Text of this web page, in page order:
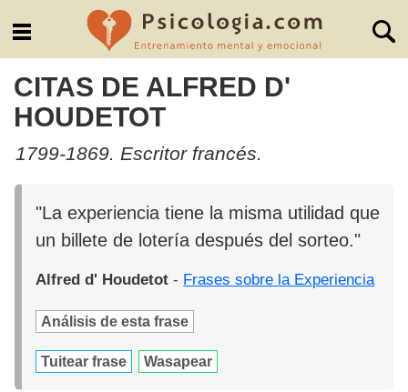
CITAS DE ALFRED D'
HOUDETOT
1799-1869. Escritor francés.
"La experiencia tiene la misma utilidad que
un billete de lotería después del sorteo."
Alfred d' Houdetot - Frases sobre la Experiencia
Análisis de esta frase
Tuitear frase Wasapear